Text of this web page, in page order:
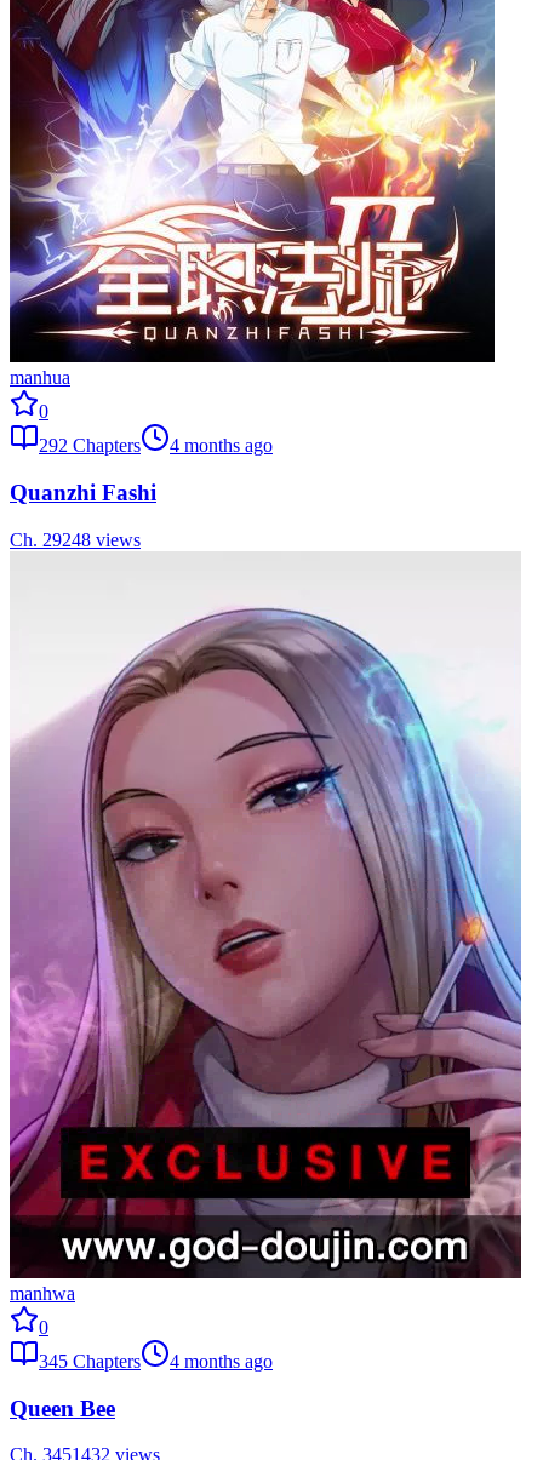
manhua
0
292 Chapters 4 months ago
Quanzhi Fashi
Ch. 29248 views
manhwa
0
345 Chapters 4 months ago
Queen Bee
Ch. 3451432 views